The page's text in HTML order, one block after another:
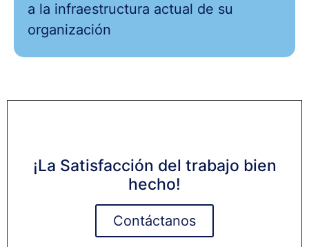
a la infraestructura actual de su
organización
¡La Satisfacción del trabajo bien
hecho!
Contáctanos